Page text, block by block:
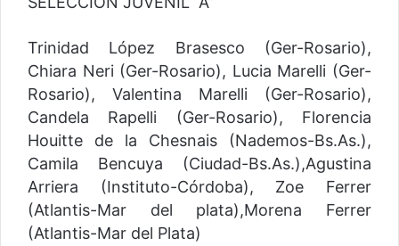
Trinidad López Brasesco (Ger-Rosario),
Chiara Neri (Ger-Rosario), Lucia Marelli (Ger-
Rosario), Valentina Marelli (Ger-Rosario),
Candela Rapelli (Ger-Rosario), Florencia
Houitte de la Chesnais (Nademos-Bs.As.),
Camila Bencuya (Ciudad-Bs.As.),Agustina
Arriera (Instituto-Córdoba), Zoe Ferrer
(Atlantis-Mar del plata),Morena Ferrer
(Atlantis-Mar del Plata)